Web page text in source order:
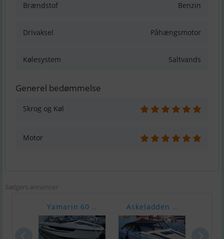
Brændstof Benzin
Drivaksel Påhængsmotor
Kølesystem Saltvands
Generel bedømmelse
Skrog og Køl
Motor
Sælgers annoncer
Yamarin 60 .. Askeladden ..